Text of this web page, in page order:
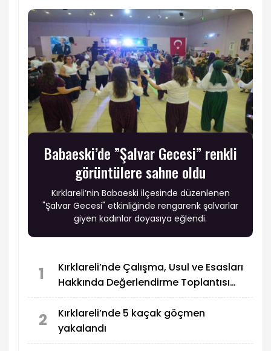
Babaeski’de ”Şalvar Gecesi” renkli
görüntülere sahne oldu
Kırklareli’nin Babaeski ilçesinde düzenlenen
"Şalvar Gecesi" etkinliğinde rengarenk şalvarlar
giyen kadınlar doyasıya eğlendi.
1
Kırklareli’nde Çalışma, Usul ve Esasları
Hakkında Değerlendirme Toplantısı
2
Kırklareli’nde 5 kaçak göçmen
yakalandı